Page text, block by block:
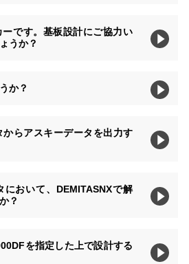
です。基板設計にご協力い
うか？
か？
らアスキーデータを出力す
において、DEMITASNXで解
？
を指定した上で設計する